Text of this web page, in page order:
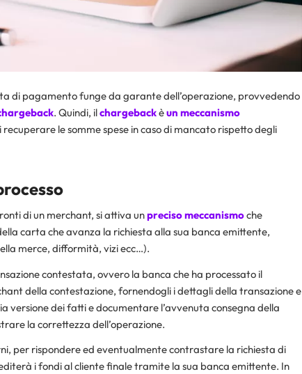
di pagamento funge da garante dell’operazione, provvedendo
. Quindi, ilchargebackèun meccanismo
le somme spese in caso di mancato rispetto degli
di un merchant, si attiva unpreciso meccanismoche
carta che avanza la richiesta alla sua banca emittente,
merce, difformità, vizi ecc…).
contestata, ovvero la banca che ha processato il
della contestazione, fornendogli i dettagli della transazione e
dei fatti e documentare l’avvenuta consegna della
la correttezza dell’operazione.
per rispondere ed eventualmente contrastare la richiesta di
i fondi al cliente finale tramite la sua banca emittente. In